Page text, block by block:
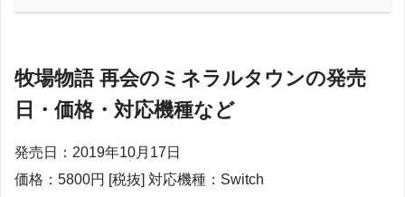
牧場物語 再会のミネラルタウンの発売
日・価格・対応機種など
発売日：2019年10月17日
価格：5800円 [税抜] 対応機種：Switch